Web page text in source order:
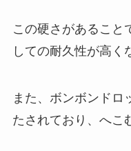
この硬さがあること
しての耐久性が高く
また、ボンボンドロ
たされており、へこ